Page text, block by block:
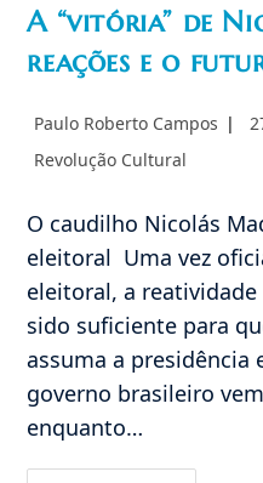
A “vitória” de
reações e o
Autor
post:
Paulo Roberto Campos
Categoria
Revolução Cultural
O caudilho Nicolás
eleitoral Uma vez
eleitoral, a
sido suficiente para
assuma a presidência
governo brasileiro
enquanto…